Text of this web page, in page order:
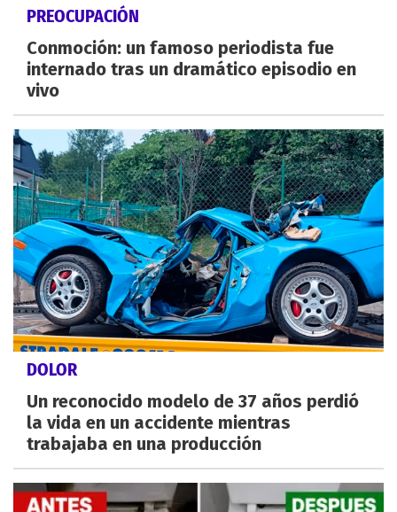
PREOCUPACIÓN
Conmoción: un famoso periodista fue
internado tras un dramático episodio en
vivo
DOLOR
Un reconocido modelo de 37 años perdió
la vida en un accidente mientras
trabajaba en una producción